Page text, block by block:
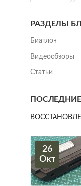
РАЗДЕЛЫ
Биатлон
Видеообзоры
Статьи
ПОСЛЕДНИЕ
26
Окт